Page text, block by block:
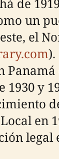
un
el
).
1930 y
en
legal